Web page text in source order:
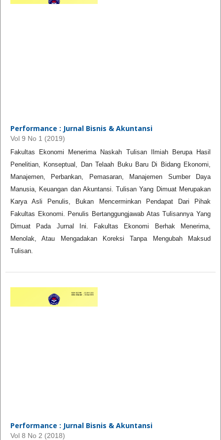
Performance : Jurnal Bisnis & Akuntansi
Vol 9 No 1 (2019)
Fakultas Ekonomi Menerima Naskah Tulisan Ilmiah Berupa Hasil
Penelitian, Konseptual, Dan Telaah Buku Baru Di Bidang Ekonomi,
Manajemen, Perbankan, Pemasaran, Manajemen Sumber Daya
Manusia, Keuangan dan Akuntansi. Tulisan Yang Dimuat Merupakan
Karya Asli Penulis, Bukan Mencerminkan Pendapat Dari Pihak
Fakultas Ekonomi. Penulis Bertanggungjawab Atas Tulisannya Yang
Dimuat Pada Jurnal Ini. Fakultas Ekonomi Berhak Menerima,
Menolak, Atau Mengadakan Koreksi Tanpa Mengubah Maksud
Tulisan.
Performance : Jurnal Bisnis & Akuntansi
Vol 8 No 2 (2018)